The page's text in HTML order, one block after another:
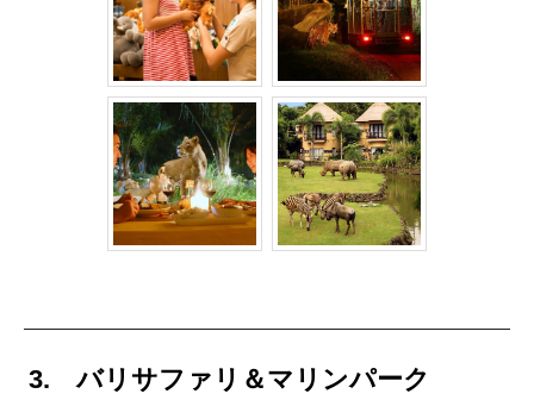
3. バリサファリ＆マリンパーク